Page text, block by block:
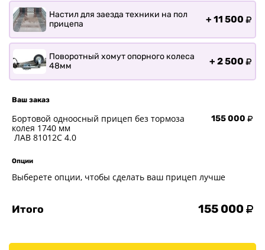
Настил для заезда техники на пол
прицепа
+ 11 500
Поворотный хомут опорного колеса
48мм
+ 2 500
Ваш заказ
Бортовой одноосный прицеп без тормоза
колея 1740 мм
ЛАВ 81012C 4.0
155 000
Опции
Выберете опции, чтобы сделать ваш прицеп лучше
Итого 155 000